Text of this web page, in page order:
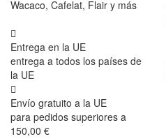
Wacaco, Cafelat, Flair y más
Entrega en la UE
entrega a todos los países de
la UE
Envío gratuito a la UE
para pedidos superiores a
150,00 €